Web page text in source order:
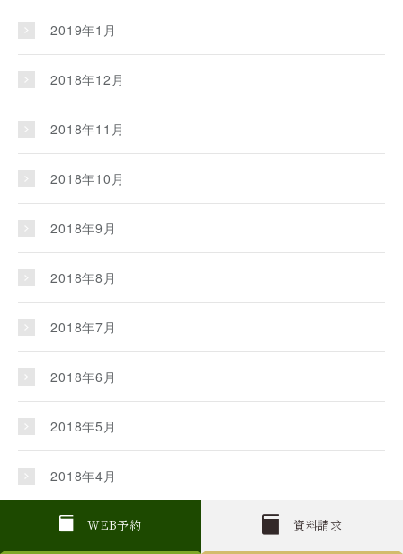
W EB予約 資料請求
2019年1月
2018年12月
2018年11月
2018年10月
2018年9月
2018年8月
2018年7月
2018年6月
2018年5月
2018年4月
2018年3月